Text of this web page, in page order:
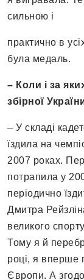
сильною і
практично в
була медаль.
– Коли і за
збірної
– У складі
їздила на
2007 роках.
потрапила у
періодично
Дмитра
великого
Тому я й
році, я вперше
Європи. А